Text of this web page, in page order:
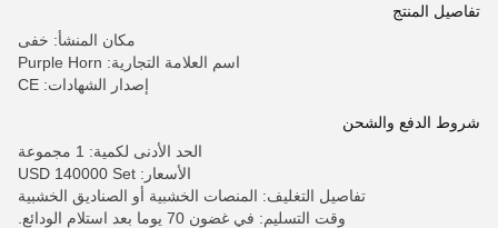
تفاصيل المنتج
مكان المنشأ: خفى
اسم العلامة التجارية: Purple Horn
إصدار الشهادات: CE
شروط الدفع والشحن
الحد الأدنى لكمية: 1 مجموعة
الأسعار: USD 140000 Set
تفاصيل التغليف: المنصات الخشبية أو الصناديق الخشبية
وقت التسليم: في غضون 70 يوما بعد استلام الودائع.